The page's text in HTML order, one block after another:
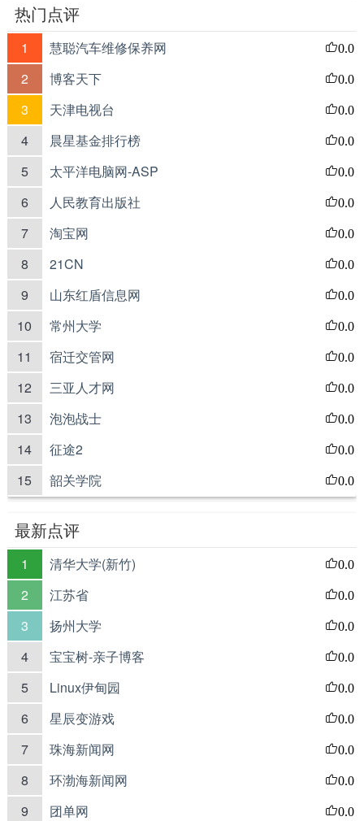
热门点评
1 慧聪汽车维修保养网 0.0
2 博客天下 0.0
3 天津电视台 0.0
4 晨星基金排行榜 0.0
5 太平洋电脑网-ASP 0.0
6 人民教育出版社 0.0
7 淘宝网 0.0
8 21CN 0.0
9 山东红盾信息网 0.0
10 常州大学 0.0
11 宿迁交管网 0.0
12 三亚人才网 0.0
13 泡泡战士 0.0
14 征途2 0.0
15 韶关学院 0.0
最新点评
1 清华大学(新竹) 0.0
2 江苏省 0.0
3 扬州大学 0.0
4 宝宝树-亲子博客 0.0
5 Linux伊甸园 0.0
6 星辰变游戏 0.0
7 珠海新闻网 0.0
8 环渤海新闻网 0.0
9 团单网 0.0